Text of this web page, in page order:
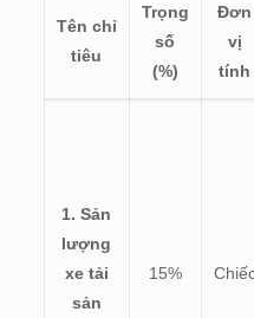
Tên chỉ
tiêu
Trọng
số
(%)
Đơn
vị
tính
1. Sản
lượng
xe tải
sản
15%